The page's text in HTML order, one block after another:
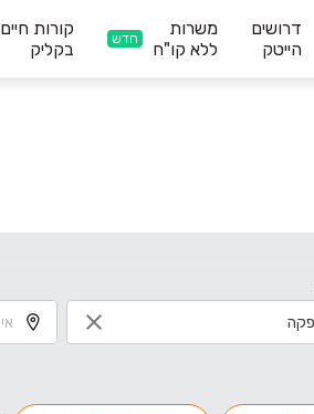
דרושים
הייטק
משרות
ללא קו"ח
חדש
קורות חיים
בקליק